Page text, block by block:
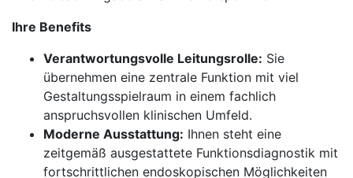
Ihre Benefits
Verantwortungsvolle Leitungsrolle: Sie
übernehmen eine zentrale Funktion mit viel
Gestaltungsspielraum in einem fachlich
anspruchsvollen klinischen Umfeld.
Moderne Ausstattung: Ihnen steht eine
zeitgemäß ausgestattete Funktionsdiagnostik mit
fortschrittlichen endoskopischen Möglichkeiten